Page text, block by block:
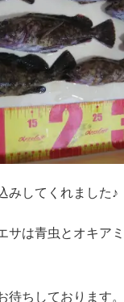
みしてくれました♪
サは青虫とオキア
待ちしております。